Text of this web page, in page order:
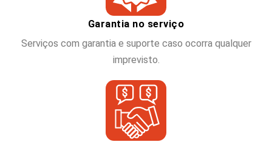
Garantia no serviço
Serviços com garantia e suporte caso ocorra qualquer
imprevisto.